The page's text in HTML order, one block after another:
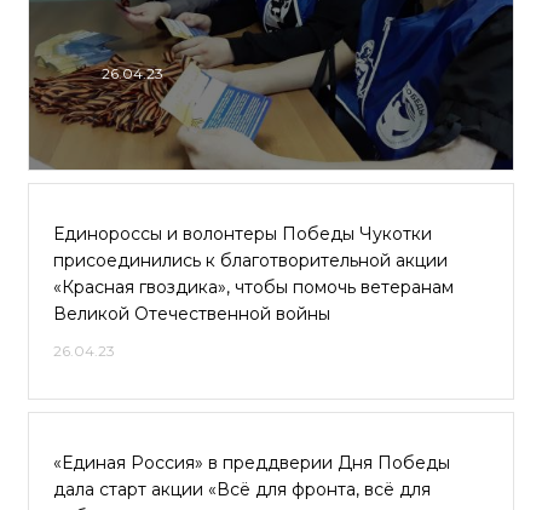
26.04.23
Единороссы и волонтеры Победы Чукотки
присоединились к благотворительной акции
«Красная гвоздика», чтобы помочь ветеранам
Великой Отечественной войны
26.04.23
«Единая Россия» в преддверии Дня Победы
дала старт акции «Всё для фронта, всё для